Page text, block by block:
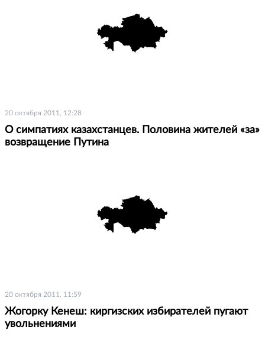
20 октября 2011, 12:28
О симпатиях казахстанцев. Половина жителей «за»
возвращение Путина
20 октября 2011, 11:59
Жогорку Кенеш: киргизских избирателей пугают
увольнениями